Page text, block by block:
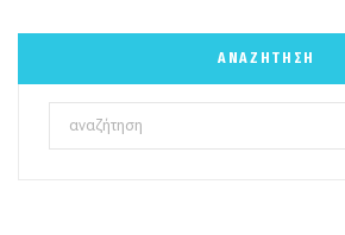
ΑΝΑΖΉΤΗΣΗ
Search
for: